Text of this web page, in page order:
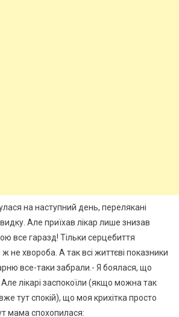
на наступний день, перелякані
Але приїхав лікар лише знизав
все гаразд! Тільки серцебиття
не хвороба. А так всі життєві показники
все-таки забрали.- Я боялася, що
лікарі заспокоїли (якщо можна так
тут спокій), що моя крихітка просто
мама спохопилася: